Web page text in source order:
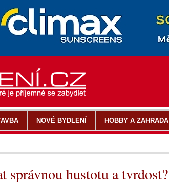
hustotu a tvrdost?
NOVÉ BYDLENÍ HOBBY A ZAHRADA